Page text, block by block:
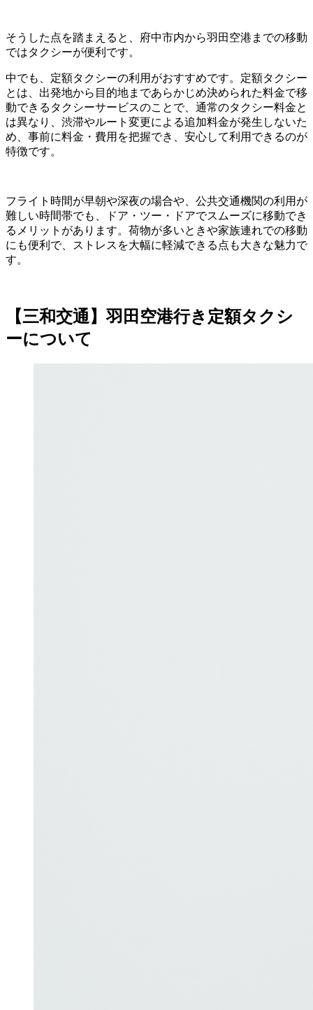
そうした点を踏まえると、府中市内から羽田空港までの移動
ではタクシーが便利です。
中でも、定額タクシーの利用がおすすめです。定額タクシー
とは、出発地から目的地まであらかじめ決められた料金で移
動できるタクシーサービスのことで、通常のタクシー料金と
は異なり、渋滞やルート変更による追加料金が発生しないた
め、事前に料金・費用を把握でき、安心して利用できるのが
特徴です。
フライト時間が早朝や深夜の場合や、公共交通機関の利用が
難しい時間帯でも、ドア・ツー・ドアでスムーズに移動でき
るメリットがあります。荷物が多いときや家族連れでの移動
にも便利で、ストレスを大幅に軽減できる点も大きな魅力で
す。
【三和交通】羽田空港行き定額タクシ
ーについて